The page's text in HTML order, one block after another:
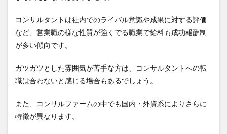
5
コン
転職
くあ
Q&A
5.1
Q：未
経験
コンサルタントは社内でのライバル意識や成果に対する評価
など、営業職の様な性質が強くでる職業で給料も成功報酬制
が多い傾向です。
ガツガツとした雰囲気が苦手な方は、コンサルタントへの転
職は合わないと感じる場合もあるでしょう。
また、コンサルファームの中でも国内・外資系によりさらに
特徴が異なります。